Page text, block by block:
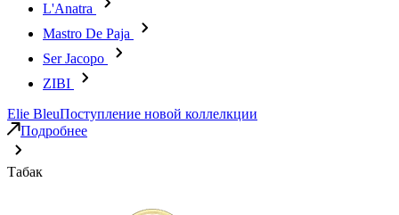
L'Anatra
Mastro De Paja
Ser Jacopo
ZIBI
Elie BleuПоступление новой коллелкции
Подробнее
Табак